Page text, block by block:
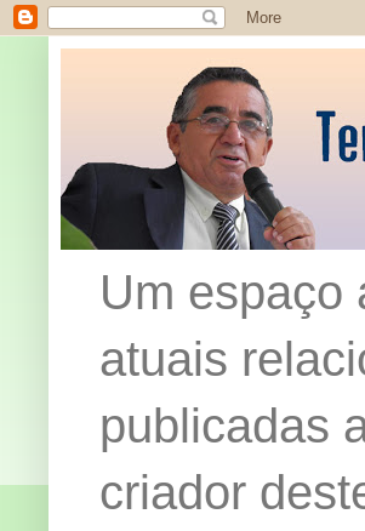
Um espaço
atuais
publicadas
criador